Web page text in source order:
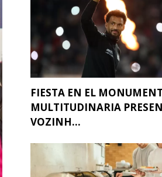
FIESTA EN EL
MULTITUDINARIA
VOZINH...